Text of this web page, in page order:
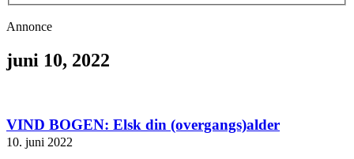
Annonce
juni 10, 2022
VIND BOGEN: Elsk din (overgangs)alder
10. juni 2022